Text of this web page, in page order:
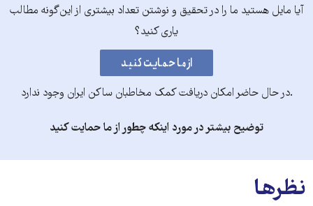
آیا مایل هستید ما را در تحقیق و نوشتن تعداد بیشتری از این‌گونه مطالب
یاری کنید؟
.در حال حاضر امکان دریافت کمک مخاطبان ساکن ایران وجود ندارد
توضیح بیشتر در مورد اینکه چطور از ما حمایت کنید
نظرها